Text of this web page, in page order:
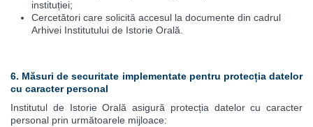
instituției;
Cercetători care solicită accesul la documente din cadrul
Arhivei Institutului de Istorie Orală.
6. Măsuri de securitate implementate pentru protecția datelor
cu caracter personal
Institutul de Istorie Orală asigură protecția datelor cu caracter
personal prin următoarele mijloace: